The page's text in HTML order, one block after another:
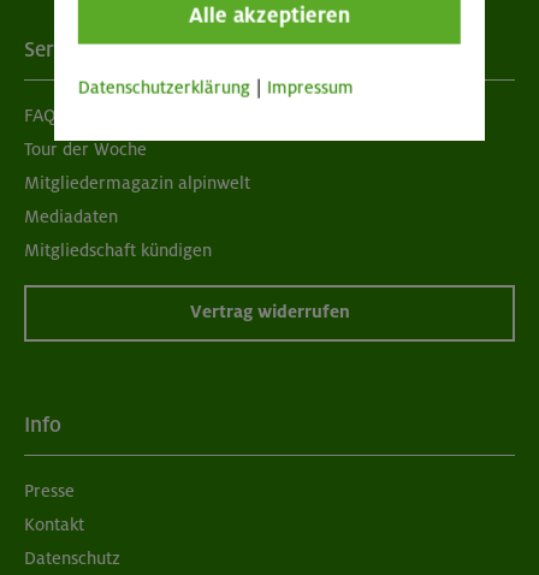
Services
FAQ
Tour der Woche
Mitgliedermagazin alpinwelt
Mediadaten
Mitgliedschaft kündigen
Vertrag widerrufen
Info
Presse
Kontakt
Datenschutz
Alle akzeptieren
Datenschutzerklärung Impressum